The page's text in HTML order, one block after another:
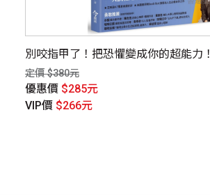
別咬指甲了！把恐懼變成你的超能力！
定價 $380元
優惠價 $285元
VIP價 $266元